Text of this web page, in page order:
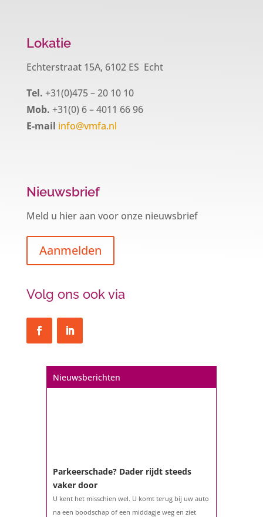
Lokatie
Echterstraat 15A, 6102 ES Echt
Tel. +31(0)475 – 20 10 10
Mob. +31(0) 6 – 4011 66 96
E-mail info@vmfa.nl
Nieuwsbrief
Meld u hier aan voor onze nieuwsbrief
Aanmelden
Volg ons ook via
Nieuwsberichten
Een hypotheek na uw 57e? Er zijn
De woningmarkt is nog steeds in beweging.
het eigenlijk met een hypotheek als u 57 jaar of
ouder bent?...
Parkeerschade? Dader rijdt steeds
vaker door
U kent het misschien wel. U komt terug bij uw auto
na een boodschap of een middagje weg en ziet